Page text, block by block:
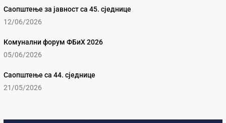
Саопштење за јавност са 45. сједнице
12/06/2026
Комунални форум ФБиХ 2026
05/06/2026
Саопштење са 44. сједнице
21/05/2026